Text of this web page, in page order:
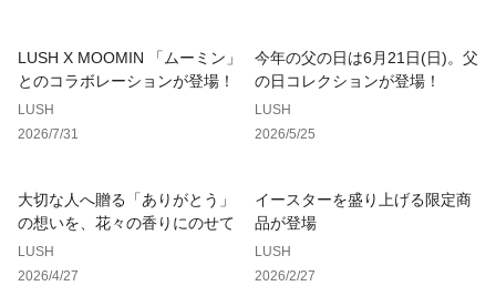
LUSH X MOOMIN 「ムーミン」
とのコラボレーションが登場！
LUSH
2026/7/31
今年の父の日は6月21日(日)。父
の日コレクションが登場！
LUSH
2026/5/25
大切な人へ贈る「ありがとう」
の想いを、花々の香りにのせて
LUSH
2026/4/27
イースターを盛り上げる限定商
品が登場
LUSH
2026/2/27